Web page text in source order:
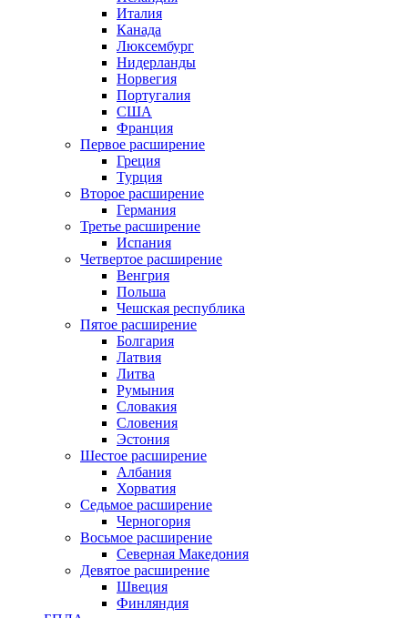
Италия
Канада
Люксембург
Нидерланды
Норвегия
Португалия
США
Франция
Первое расширение
Греция
Турция
Второе расширение
Германия
Третье расширение
Испания
Четвертое расширение
Венгрия
Польша
Чешская республика
Пятое расширение
Болгария
Латвия
Литва
Румыния
Словакия
Словения
Эстония
Шестое расширение
Албания
Хорватия
Седьмое расширение
Черногория
Восьмое расширение
Северная Македония
Девятое расширение
Швеция
Финляндия